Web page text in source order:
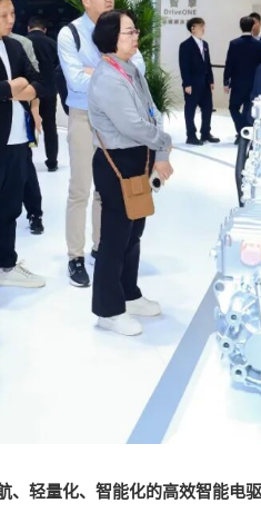
、轻量化、智能化的高效智能电驱